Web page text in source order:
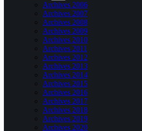
Archives 2006
Archives 2007
Archives 2008
Archives 2009
Archives 2010
Archives 2011
Archives 2012
Archives 2013
Archives 2014
Archives 2015
Archives 2016
Archives 2017
Archives 2018
Archives 2019
Archives 2020